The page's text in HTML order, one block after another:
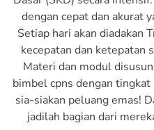
dengan cepat dan akurat
Setiap hari akan diadakan
kecepatan dan ketepatan
Materi dan modul
bimbel cpns dengan
sia-siakan peluang emas!
jadilah bagian dari